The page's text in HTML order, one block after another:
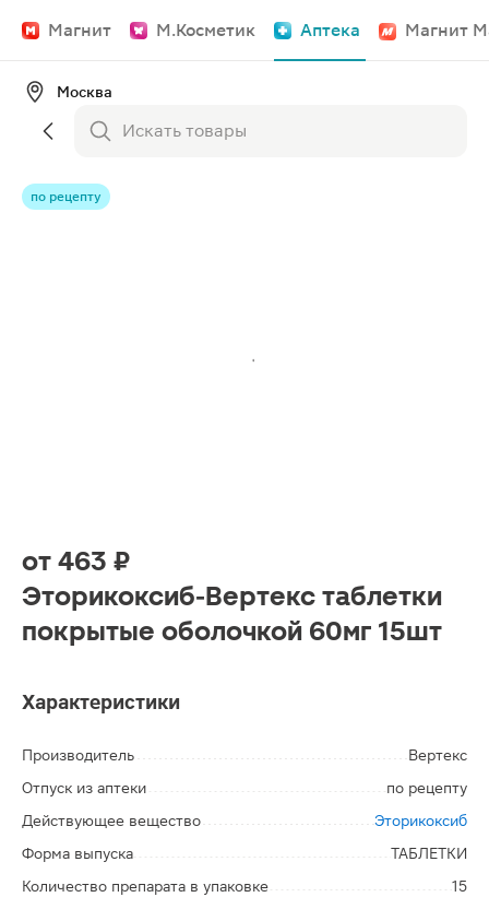
Магнит М.Косметик Аптека Магнит
Москва
по рецепту
от 463 ₽
Эторикоксиб-Вертекс таблетки
покрытые оболочкой 60мг 15шт
Характеристики
Производитель
Вертекс
Отпуск из аптеки
по рецепту
Действующее вещество
Эторикоксиб
Форма выпуска
ТАБЛЕТКИ
Количество препарата в упаковке
15